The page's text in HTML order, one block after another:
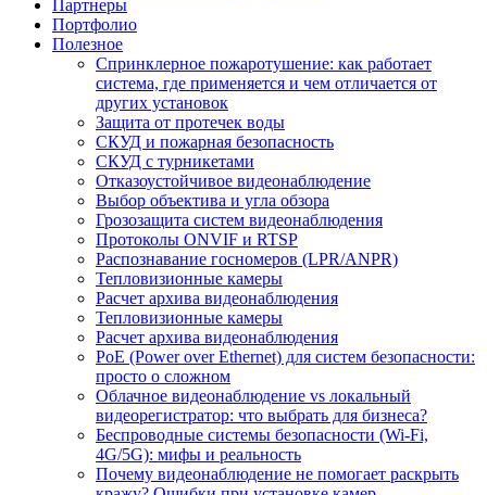
Партнеры
Портфолио
Полезное
Спринклерное пожаротушение: как работает
система, где применяется и чем отличается от
других установок
Защита от протечек воды
СКУД и пожарная безопасность
СКУД с турникетами
Отказоустойчивое видеонаблюдение
Выбор объектива и угла обзора
Грозозащита систем видеонаблюдения
Протоколы ONVIF и RTSP
Распознавание госномеров (LPR/ANPR)
Тепловизионные камеры
Расчет архива видеонаблюдения
Тепловизионные камеры
Расчет архива видеонаблюдения
PoE (Power over Ethernet) для систем безопасности:
просто о сложном
Облачное видеонаблюдение vs локальный
видеорегистратор: что выбрать для бизнеса?
Беспроводные системы безопасности (Wi-Fi,
4G/5G): мифы и реальность
Почему видеонаблюдение не помогает раскрыть